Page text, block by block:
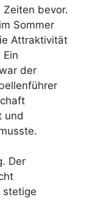
bevor.
Sommer
Attraktivität
der
und
Der
stetige